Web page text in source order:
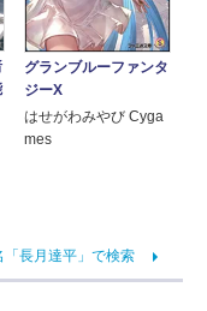
グランブルーファンタ
ジーX
はせがわみやび Cyga
mes
「長月達平」で検索